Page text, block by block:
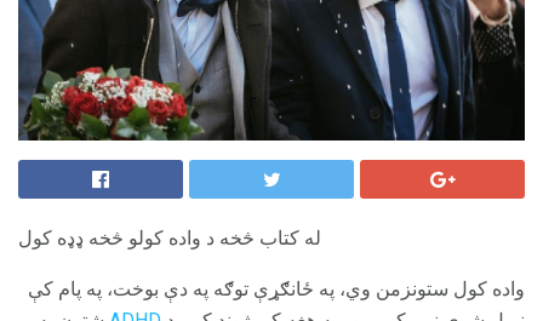
له کتاب څخه د واده کولو څخه ډډه کول
واده کول ستونزمن وي، په ځانګړې توګه په دې بوخت، په پام کې